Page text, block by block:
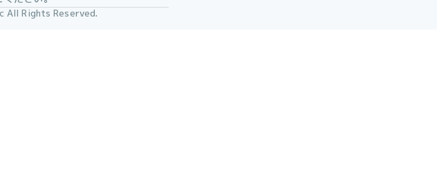
All Rights Reserved.